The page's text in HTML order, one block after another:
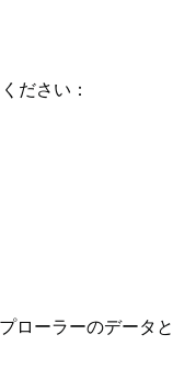
ださい：
ローラーのデータ